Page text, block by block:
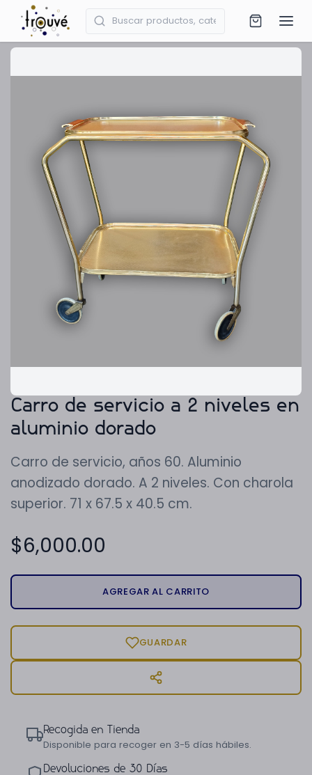
Carro de servicio a 2 niveles en
aluminio dorado
Carro de servicio, años 60. Aluminio
anodizado dorado. A 2 niveles. Con charola
superior. 71 x 67.5 x 40.5 cm.
$6,000.00
AGREGAR AL CARRITO
GUARDAR
Recogida en Tienda
Disponible para recoger en 3-5 días hábiles.
Devoluciones de 30 Días